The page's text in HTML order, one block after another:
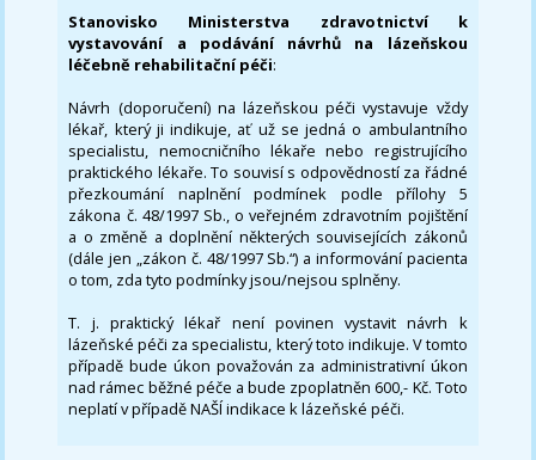
Stanovisko Ministerstva zdravotnictví k
vystavování a podávání návrhů na lázeňskou
léčebně rehabilitační péči:
Návrh (doporučení) na lázeňskou péči vystavuje vždy
lékař, který ji indikuje, ať už se jedná o ambulantního
specialistu, nemocničního lékaře nebo registrujícího
praktického lékaře. To souvisí s odpovědností za řádné
přezkoumání naplnění podmínek podle přílohy 5
zákona č. 48/1997 Sb., o veřejném zdravotním pojištění
a o změně a doplnění některých souvisejících zákonů
(dále jen „zákon č. 48/1997 Sb.“) a informování pacienta
o tom, zda tyto podmínky jsou/nejsou splněny.
T. j. praktický lékař není povinen vystavit návrh k
lázeňské péči za specialistu, který toto indikuje. V tomto
případě bude úkon považován za administrativní úkon
nad rámec běžné péče a bude zpoplatněn 600,- Kč. Toto
neplatí v případě NAŠÍ indikace k lázeňské péči.